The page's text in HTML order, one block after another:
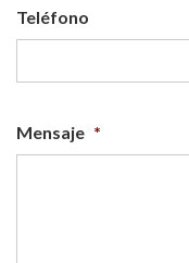
Teléfono
Mensaje *